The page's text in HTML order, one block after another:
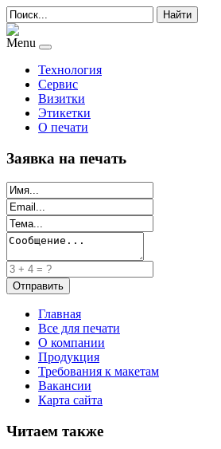
Найти
Menu
Технология
Сервис
Визитки
Этикетки
О печати
Заявка на печать
Главная
Все для печати
О компании
Продукция
Требования к макетам
Вакансии
Карта сайта
Читаем также